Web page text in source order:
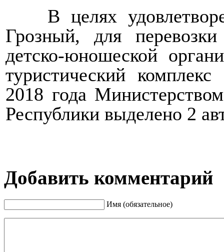
В целях
Грозный, для перевозки
детско-юношеской
туристический
2018 года
Республики выделено 2
Добавить комментарий
Имя (обязательное)